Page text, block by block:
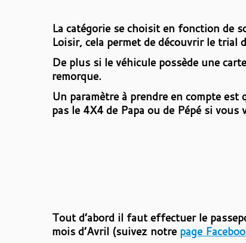
La catégorie se choisit en fonction de
Loisir, cela permet de découvrir le trial
De plus si le véhicule possède une
remorque.
Un paramètre à prendre en compte est
pas le 4X4 de Papa ou de Pépé si
Tout d’abord il faut effectuer le
mois d’Avril (suivez notre page